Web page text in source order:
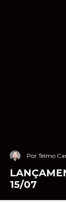
Por Telmo
15/07